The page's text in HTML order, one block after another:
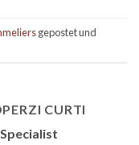
gepostet und
CURTI